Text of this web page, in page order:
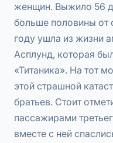
женщин. Выжило 56
больше половины от
году ушла из жизни
Асплунд, которая
«Титаника». На тот
этой страшной
братьев. Стоит
пассажирами
вместе с ней